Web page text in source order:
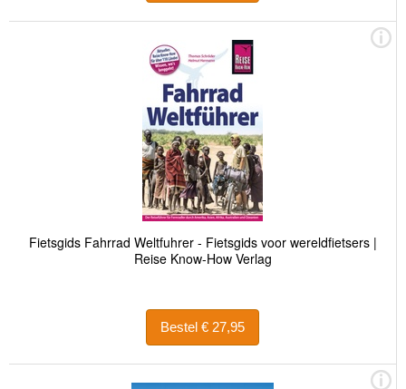
Fietsgids Fahrrad Weltfuhrer - Fietsgids voor wereldfietsers |
Reise Know-How Verlag
Bestel € 27,95